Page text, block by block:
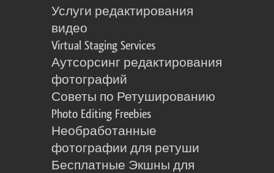
Услуги редактирования
видео
Virtual Staging Services
Аутсорсинг редактирования
фотографий
Советы по Ретушированию
Photo Editing Freebies
Необработанные
фотографии для ретуши
Бесплатные Экшны для